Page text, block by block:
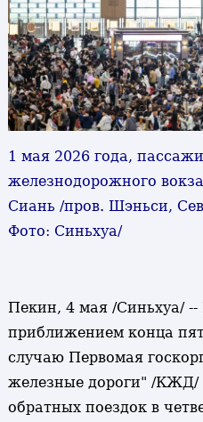
1 мая 2026 года,
железнодорожного
Сиань /пров. Шэньси,
Фото: Синьхуа/
Пекин, 4 мая /Синьхуа/ --
приближением конца
случаю Первомая
железные дороги" /КЖД/
обратных поездок в